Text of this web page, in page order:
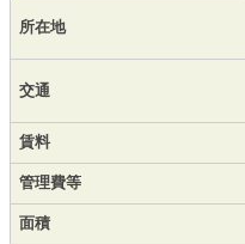
所在地
交通
賃料
管理費等
面積